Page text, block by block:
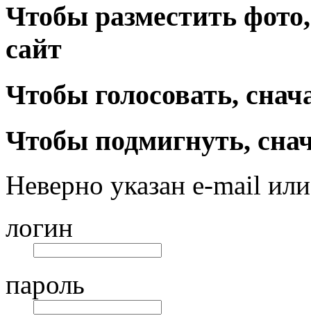
Чтобы разместить
сайт
Чтобы голосовать,
Чтобы подмигнуть,
Неверно указан e-mail
логин
пароль